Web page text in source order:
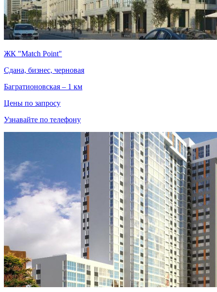
ЖК "Match Point"
Сдана, бизнес, черновая
Багратионовская – 1 км
Цены по запросу
Узнавайте по телефону